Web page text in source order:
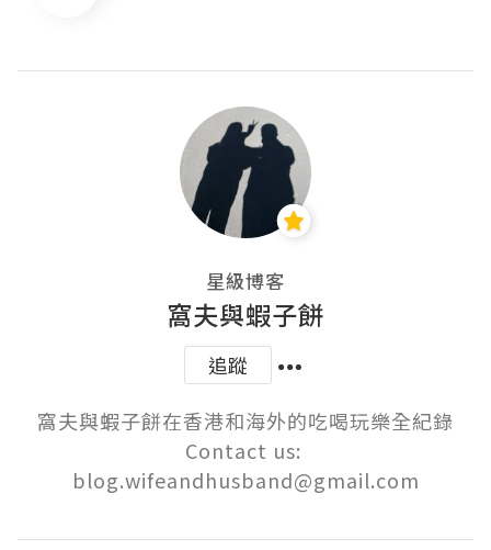
星級博客
窩夫與蝦子餅
追蹤
窩夫與蝦子餅在香港和海外的吃喝玩樂全紀錄
Contact us:
blog.wifeandhusband@gmail.com